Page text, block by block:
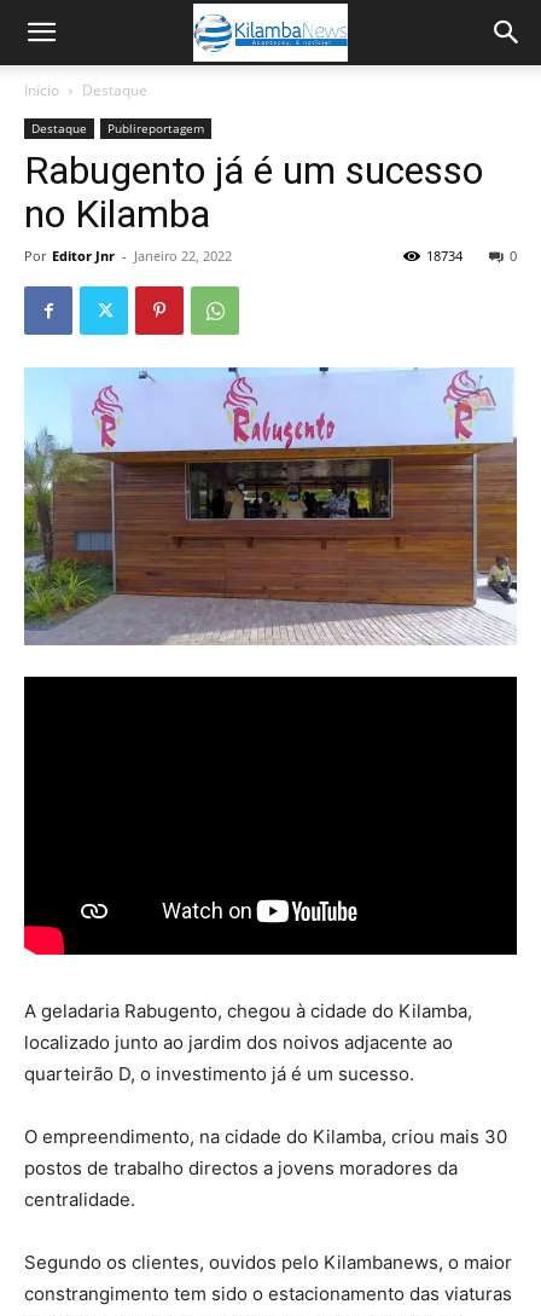
Início Destaque
Destaque Publireportagem
Rabugento já é um sucesso
no Kilamba
Por Editor Jnr - Janeiro 22, 2022 0
18734
A geladaria Rabugento, chegou à cidade do Kilamba,
localizado junto ao jardim dos noivos adjacente ao
quarteirão D, o investimento já é um sucesso.
O empreendimento, na cidade do Kilamba, criou mais 30
postos de trabalho directos a jovens moradores da
centralidade.
Segundo os clientes, ouvidos pelo Kilambanews, o maior
constrangimento tem sido o estacionamento das viaturas